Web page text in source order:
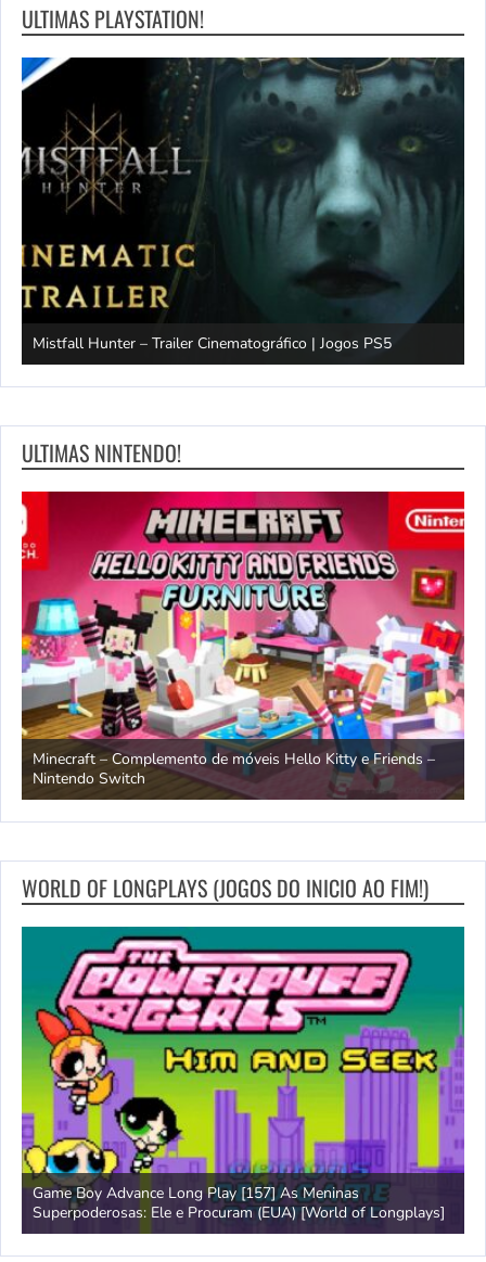
ULTIMAS PLAYSTATION!
Mistfall Hunter – Trailer Cinematográfico | Jogos PS5
ULTIMAS NINTENDO!
Minecraft – Complemento de móveis Hello Kitty e Friends –
Nintendo Switch
WORLD OF LONGPLAYS (JOGOS DO INICIO AO FIM!)
Game Boy Advance Long Play [157] As Meninas
Superpoderosas: Ele e Procuram (EUA) [World of Longplays]